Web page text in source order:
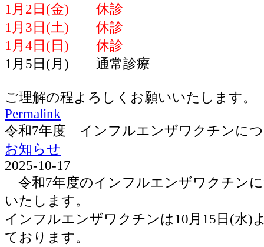
1月2日(金) 休診
1月3日(土) 休診
1月4日(日) 休診
1月5日(月) 通常診療
ご理解の程よろしくお願いいたします。
Permalink
令和7年度 インフルエンザワクチンに
お知らせ
2025-10-17
令和7年度のインフルエンザワクチン
いたします。
インフルエンザワクチンは10月15日(水)
ております。